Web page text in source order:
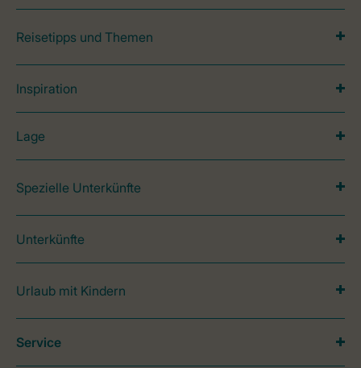
Reisetipps und Themen
Inspiration
Lage
Spezielle Unterkünfte
Unterkünfte
Urlaub mit Kindern
Service